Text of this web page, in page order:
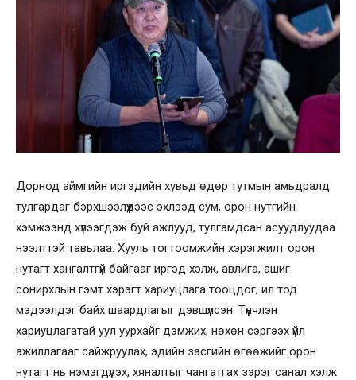
Дорнод аймгийн иргэдийн хувьд өдөр тутмын амьдралд
тулгардаг бэрхшээлүүдээс эхлээд сум, орон нутгийн
хэмжээнд хүлээгдэж буй ажлууд, тулгамдсан асуудлуудаа
нээлттэй тавьлаа. Хууль тогтоомжийн хэрэгжилт орон
нутагт хангалтгүй байгааг иргэд хэлж, авлига, ашиг
сонирхлын гэмт хэрэгт хариуцлага тооцдог, ил тод
мэдээлдэг байх шаардлагыг дэвшүүлсэн. Түүнчлэн
хариуцлагатай уул уурхайг дэмжих, нөхөн сэргээх үйл
ажиллагааг сайжруулах, эдийн засгийн өгөөжийг орон
нутагт нь нэмэгдүүлэх, хяналтыг чангатгах зэрэг санал хэлж